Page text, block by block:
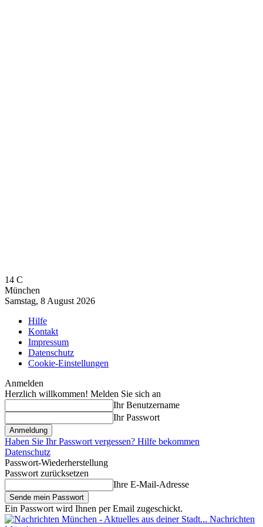
14 C
München
Samstag, 8 August 2026
Hilfe
Kontakt
Impressum
Datenschutz
Cookie-Einstellungen
Anmelden
Herzlich willkommen! Melden Sie sich an
Ihr Benutzername
Ihr Passwort
Haben Sie Ihr Passwort vergessen? Hilfe bekommen
Datenschutz
Passwort-Wiederherstellung
Passwort zurücksetzen
Ihre E-Mail-Adresse
Ein Passwort wird Ihnen per Email zugeschickt.
Nachrichten